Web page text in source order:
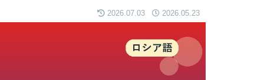
2026.07.03 2026.05.23